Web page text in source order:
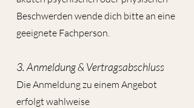
Beschwerden wende dich bitte an eine
geeignete Fachperson.
3. Anmeldung & Vertragsabschluss
Die Anmeldung zu einem Angebot
erfolgt wahlweise